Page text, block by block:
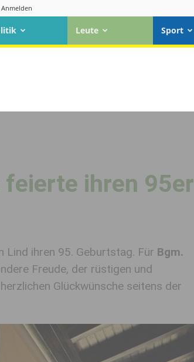
Anmelden
Leute Sport
ihren 95er
Lind ihren 95. Geburtstag. Für Bgm.
Freude, der rüstigen und
Glückwünsche seitens der